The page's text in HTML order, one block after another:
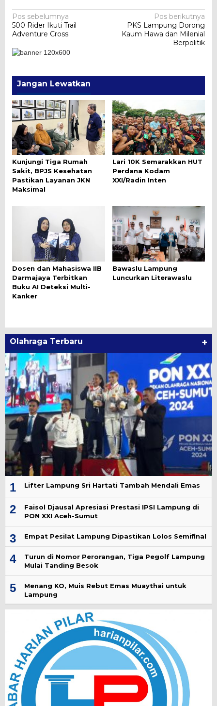
Navigasi
pos
Pos sebelumnya
500 Rider Ikuti Trail
Adventure Cross
Pos berikutnya
PKS Lampung Dorong
Kaum Hawa dan Milenial
Berpolitik
Jangan Lewatkan
Kunjungi Tiga Rumah
Sakit, BPJS Kesehatan
Pastikan Layanan JKN
Maksimal
Lari 10K Semarakkan HUT
Perdana Kodam
XXI/Radin Inten
Dosen dan Mahasiswa IIB
Darmajaya Terbitkan
Buku AI Deteksi Multi-
Kanker
Bawaslu Lampung
Luncurkan Literawaslu
Olahraga Terbaru +
1 Lifter Lampung Sri Hartati Tambah Mendali Emas
2
Faisol Djausal Apresiasi Prestasi IPSI Lampung di
PON XXI Aceh-Sumut
3 Empat Pesilat Lampung Dipastikan Lolos Semifinal
4
Turun di Nomor Perorangan, Tiga Pegolf Lampung
Mulai Tanding Besok
5
Menang KO, Muis Rebut Emas Muaythai untuk
Lampung